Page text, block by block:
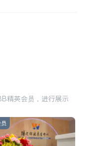
精英会员，进行展示